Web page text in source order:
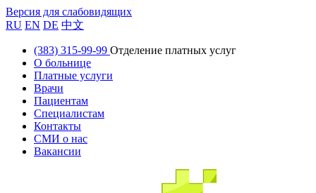
Версия для слабовидящих
RU EN DE 中文
(383) 315-99-99 Отделение платных услуг
О больнице
Платные услуги
Врачи
Пациентам
Специалистам
Контакты
СМИ о нас
Вакансии